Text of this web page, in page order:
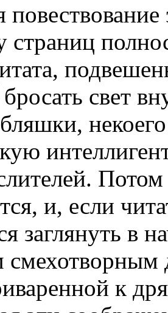
страниц
бросать свет
Потом
и, если
заглянуть в
смехотворным
к